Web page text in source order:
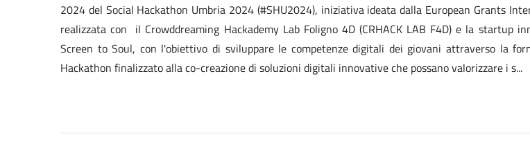
2024 del Social Hackathon Umbria 2024 (#SHU2024), iniziativa ideata dalla European Grants
realizzata con il Crowddreaming Hackademy Lab Foligno 4D (CRHACK LAB F4D) e la startup
Screen to Soul, con l'obiettivo di sviluppare le competenze digitali dei giovani attraverso la
Hackathon finalizzato alla co-creazione di soluzioni digitali innovative che possano valorizzare i s...